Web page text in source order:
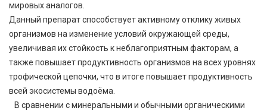
мировых аналогов.
Данный препарат способствует активному отклику живых
организмов на изменение условий окружающей среды,
увеличивая их стойкость к неблагоприятным факторам, а
также повышает продуктивность организмов на всех уровнях
трофической цепочки, что в итоге повышает продуктивность
всей экосистемы водоёма.
В сравнении с минеральными и обычными органическими